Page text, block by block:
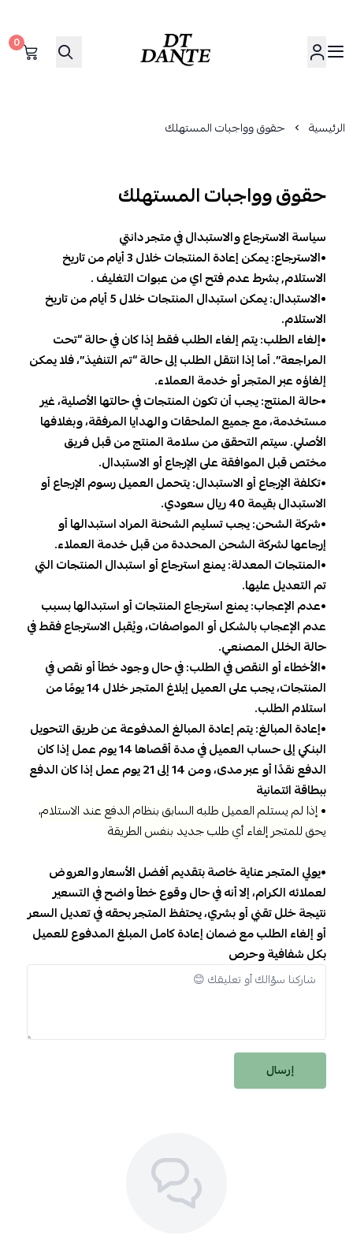
دانتي | DANTE
0
الرئيسية حقوق وواجبات المستهلك
حقوق وواجبات المستهلك
سياسة الاسترجاع والاستبدال في متجر دانتي
•الاسترجاع: يمكن إعادة المنتجات خلال 3 أيام من تاريخ
الاستلام, بشرط عدم فتح اي من عبوات التغليف .
•الاستبدال: يمكن استبدال المنتجات خلال 5 أيام من تاريخ
الاستلام.
•إلغاء الطلب: يتم إلغاء الطلب فقط إذا كان في حالة “تحت
المراجعة”. أما إذا انتقل الطلب إلى حالة “تم التنفيذ”، فلا يمكن
إلغاؤه عبر المتجر أو خدمة العملاء.
•حالة المنتج: يجب أن تكون المنتجات في حالتها الأصلية، غير
مستخدمة، مع جميع الملحقات والهدايا المرفقة، وبغلافها
الأصلي. سيتم التحقق من سلامة المنتج من قبل فريق
مختص قبل الموافقة على الإرجاع أو الاستبدال.
•تكلفة الإرجاع أو الاستبدال: يتحمل العميل رسوم الإرجاع أو
الاستبدال بقيمة 40 ريال سعودي.
•شركة الشحن: يجب تسليم الشحنة المراد استبدالها أو
إرجاعها لشركة الشحن المحددة من قبل خدمة العملاء.
•المنتجات المعدلة: يمنع استرجاع أو استبدال المنتجات التي
تم التعديل عليها.
•عدم الإعجاب: يمنع استرجاع المنتجات أو استبدالها بسبب
عدم الإعجاب بالشكل أو المواصفات، ويُقبل الاسترجاع فقط في
حالة الخلل المصنعي.
•الأخطاء أو النقص في الطلب: في حال وجود خطأ أو نقص في
المنتجات، يجب على العميل إبلاغ المتجر خلال 14 يومًا من
استلام الطلب.
•إعادة المبالغ: يتم إعادة المبالغ المدفوعة عن طريق التحويل
البنكي إلى حساب العميل في مدة أقصاها 14 يوم عمل إذا كان
الدفع نقدًا أو عبر مدى، ومن 14 إلى 21 يوم عمل إذا كان الدفع
ببطاقة ائتمانية
• إذا لم يستلم العميل طلبه السابق بنظام الدفع عند الاستلام،
يحق للمتجر إلغاء أي طلب جديد بنفس الطريقة
•يولي المتجر عناية خاصة بتقديم أفضل الأسعار والعروض
لعملائه الكرام، إلا أنه في حال وقوع خطأ واضح في التسعير
نتيجة خلل تقني أو بشري، يحتفظ المتجر بحقه في تعديل السعر
أو إلغاء الطلب مع ضمان إعادة كامل المبلغ المدفوع للعميل
بكل شفافية وحرص
إرسال